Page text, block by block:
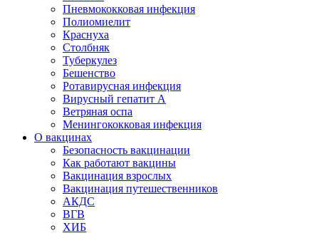
Пневмококковая инфекция
Полиомиелит
Краснуха
Столбняк
Туберкулез
Бешенство
Ротавирусная инфекция
Вирусный гепатит А
Ветряная оспа
Менингококковая инфекция
О вакцинах
Безопасность вакцинации
Как работают вакцины
Вакцинация взрослых
Вакцинация путешественников
АКДС
ВГВ
ХИБ